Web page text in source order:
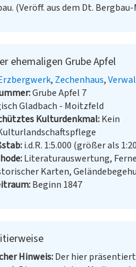
(Veröff. aus dem Dt. Bergbau-
ehemaligen Grube Apfel
Zechenhaus
Grube Apfel 7
Gladbach - Moitzfeld
Kulturdenkmal Kein
i.d.R. 1:5.000 (größer als
Literaturauswertung,
Karten,
Beginn 1847
Hinweis Der hier